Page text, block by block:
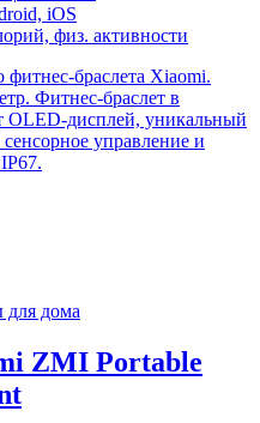
iOS
физ. активности
фитнес-браслета Xiaomi.
Фитнес-браслет в
OLED-дисплей, уникальный
управление и
для дома
ZMI Portable